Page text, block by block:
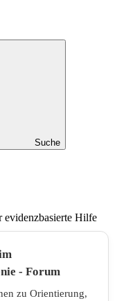
Suche
evidenzbasierte Hilfe
- Forum
zu Orientierung,